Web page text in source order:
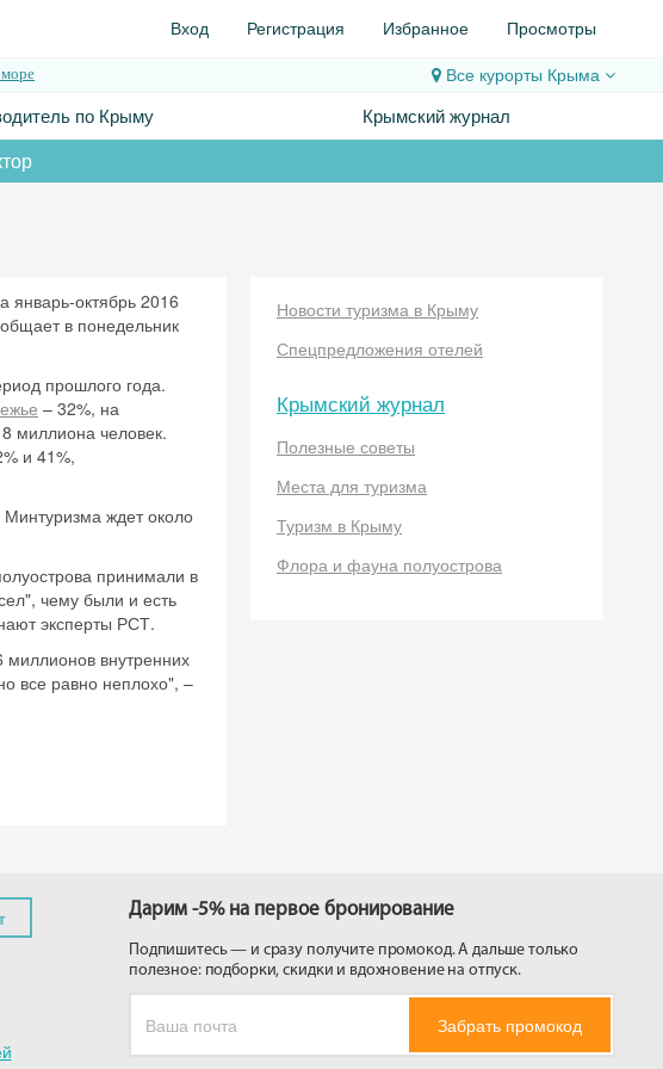
Вход Регистрация Избранное Просмотры
море Все курорты Крыма
по Крыму Крымский журнал
январь-октябрь 2016
в понедельник
прошлого года.
– 32%, на
миллиона человек.
и 41%,
Минтуризма ждет около
принимали в
чему были и есть
эксперты РСТ.
миллионов внутренних
все равно неплохо", –
Новости туризма в Крыму
Спецпредложения отелей
Крымский журнал
Полезные советы
Места для туризма
Туризм в Крыму
Флора и фауна полуострова
Дарим -5% на первое бронирование
Подпишитесь — и сразу получите промокод. А дальше только
полезное: подборки, скидки и вдохновение на отпуск.
Забрать промокод